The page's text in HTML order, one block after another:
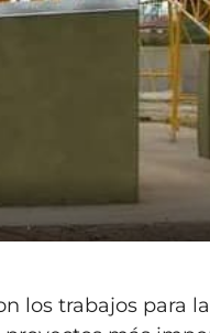
los trabajos para